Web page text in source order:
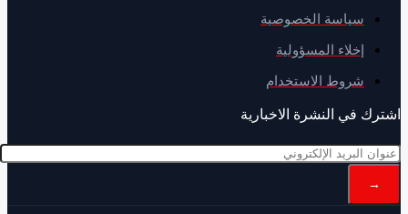
سياسة الخصوصية
إخلاء المسؤولية
شروط الاستخدام
في النشرة الاخبارية